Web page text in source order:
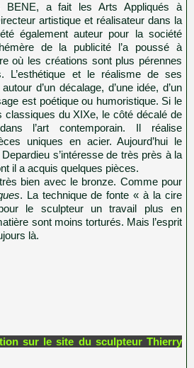
BENE, a fait les Arts Appliqués à
artistique et réalisateur dans la
également auteur pour la société
de la publicité l’a poussé à
où les créations sont plus pérennes
L’esthétique et le réalisme de ses
d’un décalage, d’une idée, d’un
est poétique ou humoristique. Si le
classiques du XIXe, le côté décalé de
l’art contemporain. Il réalise
uniques en acier. Aujourd’hui le
s’intéresse de très près à la
il a acquis quelques pièces.
bien avec le bronze. Comme pour
. La technique de fonte « à la cire
le sculpteur un travail plus en
sont moins torturés. Mais l’esprit
là.
sur le site du sculpteur Thierry